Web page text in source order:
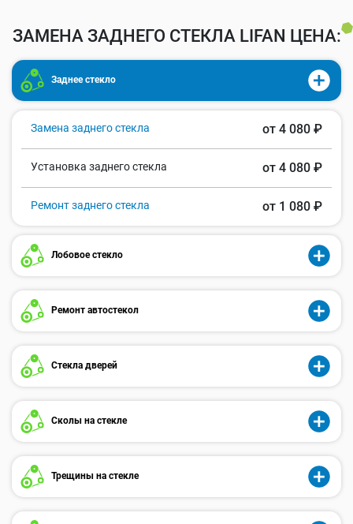
ЗАМЕНА ЗАДНЕГО СТЕКЛА LIFAN ЦЕНА:
Заднее стекло
Замена заднего стекла от 4 080 ₽
Установка заднего стекла от 4 080 ₽
Ремонт заднего стекла от 1 080 ₽
Лобовое стекло
Ремонт автостекол
Стекла дверей
Сколы на стекле
Трещины на стекле